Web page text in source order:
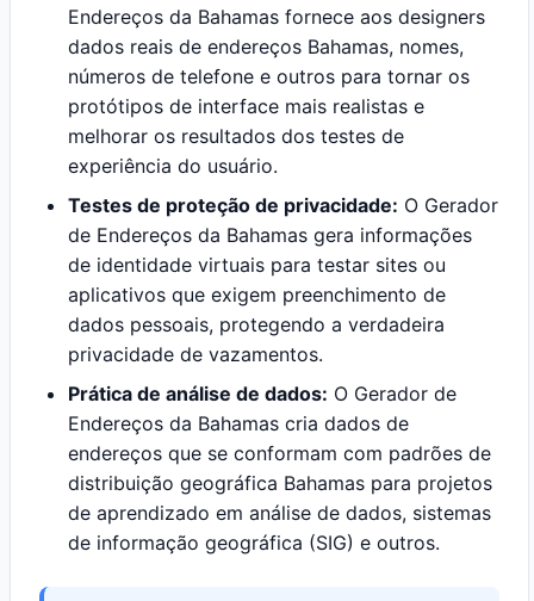
Endereços da Bahamas fornece aos designers
dados reais de endereços Bahamas, nomes,
números de telefone e outros para tornar os
protótipos de interface mais realistas e
melhorar os resultados dos testes de
experiência do usuário.
Testes de proteção de privacidade: O Gerador
de Endereços da Bahamas gera informações
de identidade virtuais para testar sites ou
aplicativos que exigem preenchimento de
dados pessoais, protegendo a verdadeira
privacidade de vazamentos.
Prática de análise de dados: O Gerador de
Endereços da Bahamas cria dados de
endereços que se conformam com padrões de
distribuição geográfica Bahamas para projetos
de aprendizado em análise de dados, sistemas
de informação geográfica (SIG) e outros.